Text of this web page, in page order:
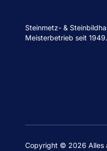
Steinmetz- &
Meisterbetrieb seit 1949.
Copyright © 2026 Alles